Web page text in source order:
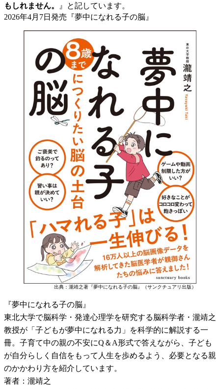
もしれません。
』と記しています。
2026年4月7日発売『夢中になれる子の脳』
出典：瀧靖之著『夢中になれる子の脳』（サンクチュアリ出版）
『夢中になれる子の脳』
東北大学で脳科学・発達心理学を研究する脳科学者・瀧靖之
教授が「子どもが夢中になれる力」を科学的に解説する一
冊。子育て中の親の不安にQ＆A形式で答えながら、子ども
が自分らしく自信をもって人生を歩めるよう、必要となる親
のかかわり方を紹介しています。
著者：瀧靖之